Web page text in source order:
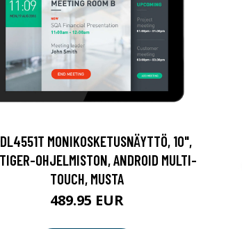
MONIKOSKETUSNÄYTTÖ, 10",
OHJELMISTON, ANDROID MULTI-
TOUCH, MUSTA
489.95 EUR